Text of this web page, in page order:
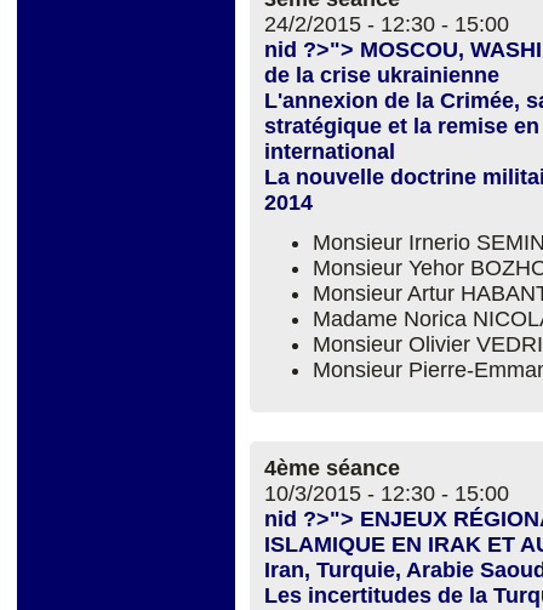
24/2/2015 - 12:30 - 15:00
nid ?>"> MOSCOU,
de la crise ukrainienne
L'annexion de la Crimée,
stratégique et la remise
international
La nouvelle doctrine
2014
Monsieur Irnerio
Monsieur Yehor
Monsieur Artur
Madame Norica
Monsieur Olivier
Monsieur Pierre-
4ème séance
10/3/2015 - 12:30 - 15:00
nid ?>"> ENJEUX
ISLAMIQUE EN IRAK ET
Iran, Turquie, Arabie
Les incertitudes de la